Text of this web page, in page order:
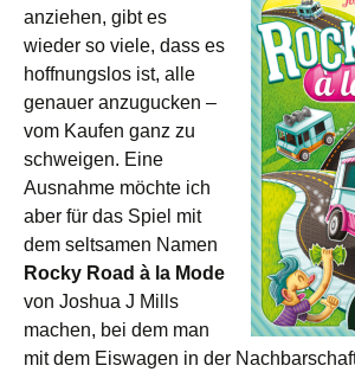
anziehen, gibt es
wieder so viele, dass es
hoffnungslos ist, alle
genauer anzugucken –
vom Kaufen ganz zu
schweigen. Eine
Ausnahme möchte ich
aber für das Spiel mit
dem seltsamen Namen
Rocky Road à la Mode
von Joshua J Mills
machen, bei dem man
mit dem Eiswagen in der